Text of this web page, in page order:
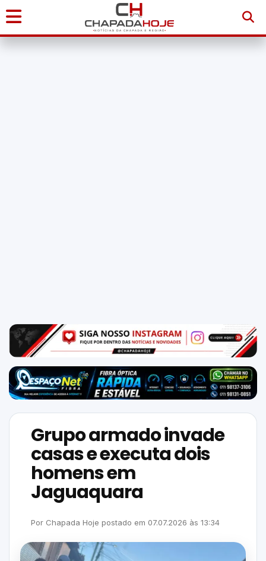
Início
NAS
NOSSAS
REDES
Grupo armado invade
casas e executa dois
homens em
Jaguaquara
Por Chapada Hoje postado em 07.07.2026 às 13:34